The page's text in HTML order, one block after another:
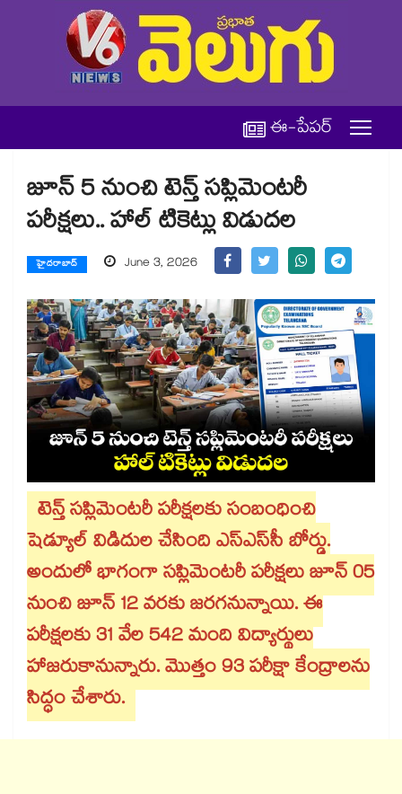
ఈ-పేపర్
జూన్ 5 నుంచి టెన్త్ సప్లిమెంటరీ
పరీక్షలు.. హాల్ టికెట్లు విడుదల
హైదరాబాద్ June 3, 2026
టెన్త్ సప్లిమెంటరీ పరీక్షలకు సంబంధించి
షెడ్యూల్ విడిదుల చేసింది ఎస్⁭ఎస్⁭సీ బోర్డు.
అందులో భాగంగా సప్లిమెంటరీ పరీక్షలు జూన్ 05
నుంచి జూన్ 12 వరకు జరగనున్నాయి. ఈ
పరీక్షలకు 31 వేల 542 మంది విద్యార్థులు
హాజరుకానున్నారు. మొత్తం 93 పరీక్షా కేంద్రాలను
సిద్ధం చేశారు.